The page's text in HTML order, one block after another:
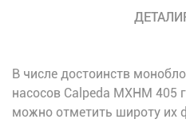
В числе достоинств
насосов Calpeda MXHM 405
можно отметить широту их